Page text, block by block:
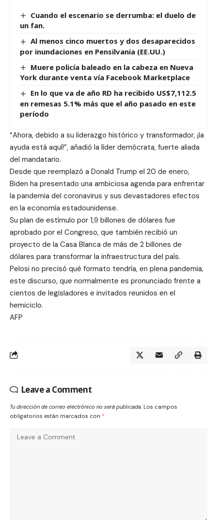
Cuando el escenario se derrumba: el duelo de
un fan.
Al menos cinco muertos y dos desaparecidos
por inundaciones en Pensilvania (EE.UU.)
Muere policía baleado en la cabeza en Nueva
York durante venta vía Facebook Marketplace
En lo que va de año RD ha recibido US$7,112.5
en remesas 5.1% más que el año pasado en este
período
“Ahora, debido a su liderazgo histórico y transformador, ¡la
ayuda está aquí!”, añadió la líder demócrata, fuerte aliada
del mandatario.
Desde que reemplazó a Donald Trump el 20 de enero,
Biden ha presentado una ambiciosa agenda para enfrentar
la pandemia del coronavirus y sus devastadores efectos
en la economía estadounidense.
Su plan de estímulo por 1,9 billones de dólares fue
aprobado por el Congreso, que también recibió un
proyecto de la Casa Blanca de más de 2 billones de
dólares para transformar la infraestructura del país.
Pelosi no precisó qué formato tendría, en plena pandemia,
este discurso, que normalmente es pronunciado frente a
cientos de legisladores e invitados reunidos en el
hemiciclo.
AFP
Leave a Comment
Tu dirección de correo electrónico no será publicada. Los campos
obligatorios están marcados con *